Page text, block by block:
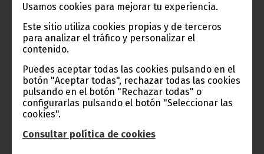
Usamos cookies para mejorar tu experiencia.
Este sitio utiliza cookies propias y de terceros
para analizar el tráfico y personalizar el
contenido.
Puedes aceptar todas las cookies pulsando en el
botón "Aceptar todas", rechazar todas las cookies
pulsando en el botón "Rechazar todas" o
configurarlas pulsando el botón "Seleccionar las
cookies".
Consultar política de cookies
Información de Guinea Ecuatorial
TVGE
Radio Nacional de Guinea